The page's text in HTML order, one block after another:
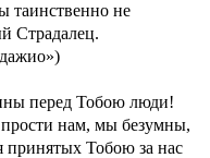
таинственно не
Страдалец.
перед Тобою люди!
нам, мы безумны,
принятых Тобою за нас